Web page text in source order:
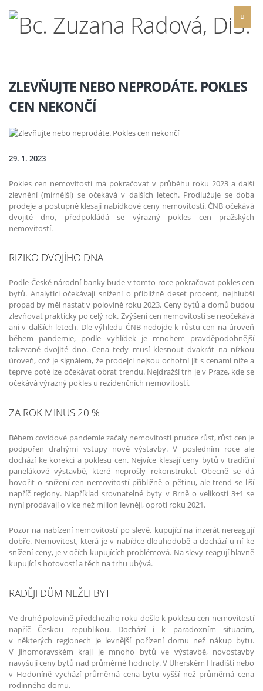
ZLEVŇUJTE NEBO NEPRODÁTE. POKLES
CEN NEKONČÍ
29. 1. 2023
Pokles cen nemovitostí má pokračovat v průběhu roku 2023 a další
zlevnění (mírnější) se očekává v dalších letech. Prodlužuje se doba
prodeje a postupně klesají nabídkové ceny nemovitostí. ČNB očekává
dvojité dno, předpokládá se výrazný pokles cen pražských
nemovitostí.
RIZIKO DVOJÍHO DNA
Podle České národní banky bude v tomto roce pokračovat pokles cen
bytů. Analytici očekávají snížení o přibližně deset procent, nejhlubší
propad by měl nastat v polovině roku 2023. Ceny bytů a domů budou
zlevňovat prakticky po celý rok. Zvýšení cen nemovitostí se neočekává
ani v dalších letech. Dle výhledu ČNB nedojde k růstu cen na úroveň
během pandemie, podle vyhlídek je mnohem pravděpodobnější
takzvané dvojité dno. Cena tedy musí klesnout dvakrát na nízkou
úroveň, což je signálem, že prodejci nejsou ochotní jít s cenami níže a
teprve poté lze očekávat obrat trendu. Nejdražší trh je v Praze, kde se
očekává výrazný pokles u rezidenčních nemovitostí.
ZA ROK MINUS 20 %
Během covidové pandemie začaly nemovitosti prudce růst, růst cen je
podpořen drahými vstupy nové výstavby. V posledním roce ale
dochází ke korekci a poklesu cen. Nejvíce klesají ceny bytů v tradiční
panelákové výstavbě, které neprošly rekonstrukcí. Obecně se dá
hovořit o snížení cen nemovitostí přibližně o pětinu, ale trend se liší
napříč regiony. Například srovnatelné byty v Brně o velikosti 3+1 se
nyní prodávají o více než milion levněji, oproti roku 2021.
Pozor na nabízení nemovitostí po slevě, kupující na inzerát nereagují
dobře. Nemovitost, která je v nabídce dlouhodobě a dochází u ní ke
snížení ceny, je v očích kupujících problémová. Na slevy reagují hlavně
kupující s hotovostí a těch na trhu ubývá.
RADĚJI DŮM NEŽLI BYT
Ve druhé polovině předchozího roku došlo k poklesu cen nemovitostí
napříč Českou republikou. Dochází i k paradoxním situacím,
v některých regionech je levnější pořízení domu než nákup bytu.
V Jihomoravském kraji je mnoho bytů ve výstavbě, novostavby
navyšují ceny bytů nad průměrné hodnoty. V Uherském Hradišti nebo
v Hodoníně vychází průměrná cena bytu vyšší než průměrná cena
rodinného domu.